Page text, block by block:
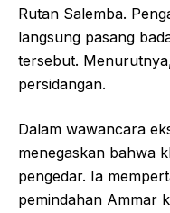
Rutan Salemba.
langsung pasang
tersebut.
persidangan.
Dalam wawancara
menegaskan bahwa
pengedar. Ia
pemindahan Ammar